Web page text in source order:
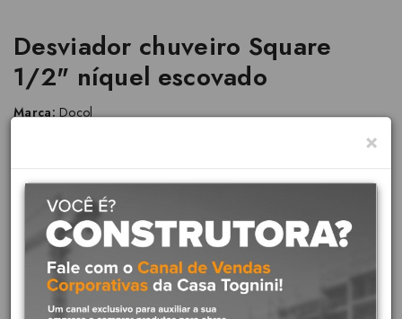
Desviador chuveiro Square
1/2" níquel escovado
Marca:Docol
A linha Square combina formas retas num design minimalista.
Funcional e contemporâneo, apresenta desenho com formas
quadradas que conferem modernidade e elegância ao ambiente.
Diferenciais do produto:
Acabamento escovado:Peça delicadamente escovada, o
×